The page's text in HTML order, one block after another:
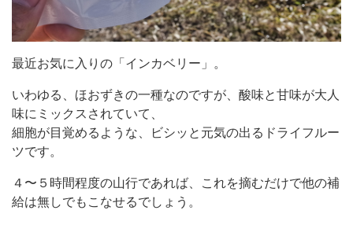
最近お気に入りの「インカベリー」。
いわゆる、ほおずきの一種なのですが、酸味と甘味が大人
味にミックスされていて、
細胞が目覚めるような、ビシッと元気の出るドライフルー
ツです。
４〜５時間程度の山行であれば、これを摘むだけで他の補
給は無しでもこなせるでしょう。